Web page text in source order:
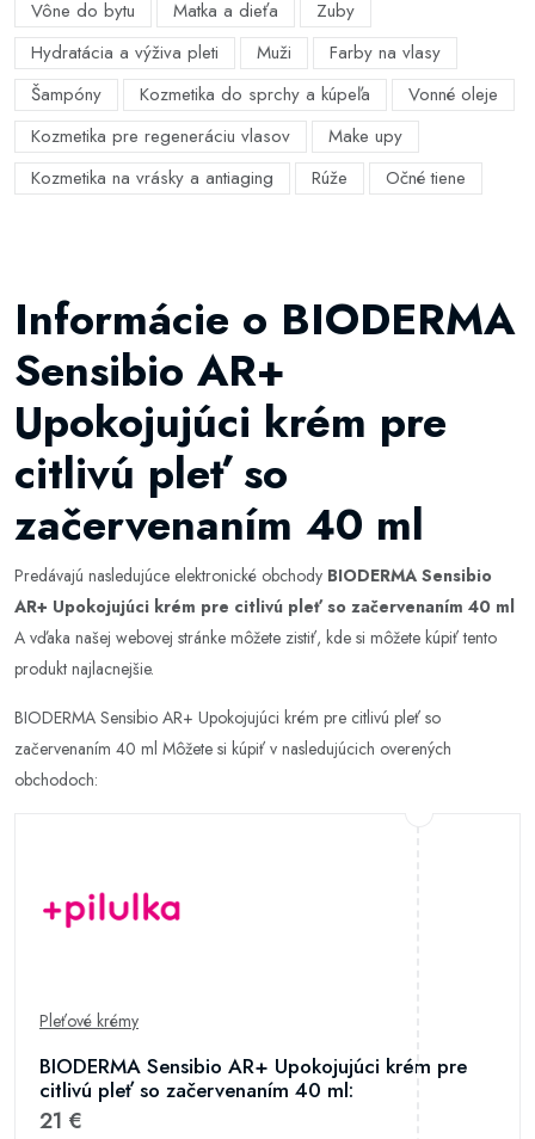
Vône do bytu Matka a dieťa
Zuby
Hydratácia a výživa pleti
Muži
Farby na vlasy
Šampóny
Kozmetika do sprchy a kúpeľa
Vonné oleje
Kozmetika pre regeneráciu vlasov
Make upy
Kozmetika na vrásky a antiaging
Rúže Očné tiene
Informácie o BIODERMA
Sensibio AR+
Upokojujúci krém pre
citlivú pleť so
začervenaním 40 ml
Predávajú nasledujúce elektronické obchody BIODERMA Sensibio
AR+ Upokojujúci krém pre citlivú pleť so začervenaním 40 ml
A vďaka našej webovej stránke môžete zistiť, kde si môžete kúpiť tento
produkt najlacnejšie.
BIODERMA Sensibio AR+ Upokojujúci krém pre citlivú pleť so
začervenaním 40 ml Môžete si kúpiť v nasledujúcich overených
obchodoch:
Pleťové krémy
BIODERMA Sensibio AR+ Upokojujúci krém pre
citlivú pleť so začervenaním 40 ml:
21 €